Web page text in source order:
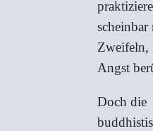
scheinbar
Zweifeln,
Angst
Doch die